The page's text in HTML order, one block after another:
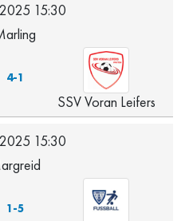
15:30
4-1
SSV Voran Leifers
15:30
1-5